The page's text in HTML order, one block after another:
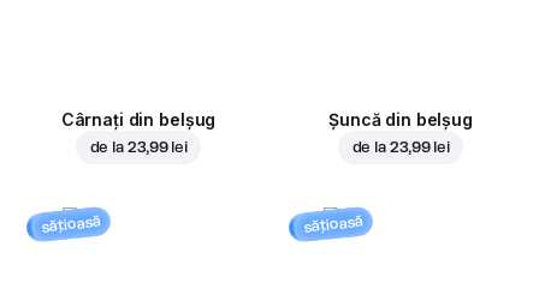
Cârnați din belșug
de la 23,99 lei
Șuncă din belșug
de la 23,99 lei
sățioasă sățioasă